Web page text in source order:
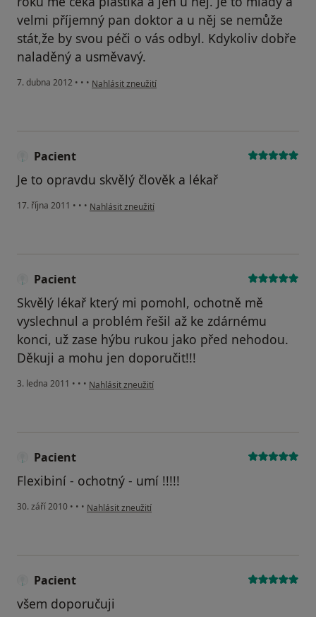
velmi příjemný pan doktor a u něj se nemůže
stát,že by svou péči o vás odbyl. Kdykoliv dobře
naladěný a usměvavý.
7. dubna 2012 • • • podle názoru uživatele Váš účet byl odstraněn
Nahlásit zneužití
Pacient
Je to opravdu skvělý člověk a lékař
17. října 2011 • • • podle názoru uživatele Pacient
Nahlásit zneužití
Pacient
Skvělý lékař který mi pomohl, ochotně mě
vyslechnul a problém řešil až ke zdárnému
konci, už zase hýbu rukou jako před nehodou.
Děkuji a mohu jen doporučit!!!
3. ledna 2011 • • • podle názoru uživatele Pacient
Nahlásit zneužití
Pacient
Flexibiní - ochotný - umí !!!!!
30. září 2010 • • • podle názoru uživatele Pacient
Nahlásit zneužití
Pacient
všem doporučuji